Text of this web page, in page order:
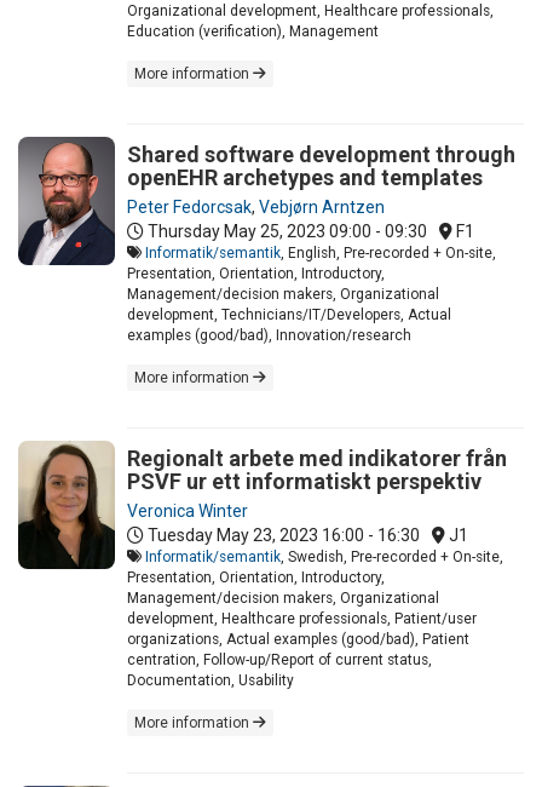
Organizational development, Healthcare professionals,
Education (verification), Management
More information
Shared software development through
openEHR archetypes and templates
Peter Fedorcsak, Vebjørn Arntzen
Thursday May 25, 2023 09:00 - 09:30 F1
Informatik/semantik , English, Pre-recorded + On-site,
Presentation, Orientation, Introductory,
Management/decision makers, Organizational
development, Technicians/IT/Developers, Actual
examples (good/bad), Innovation/research
More information
Regionalt arbete med indikatorer från
PSVF ur ett informatiskt perspektiv
Veronica Winter
Tuesday May 23, 2023 16:00 - 16:30 J1
Informatik/semantik , Swedish, Pre-recorded + On-site,
Presentation, Orientation, Introductory,
Management/decision makers, Organizational
development, Healthcare professionals, Patient/user
organizations, Actual examples (good/bad), Patient
centration, Follow-up/Report of current status,
Documentation, Usability
More information